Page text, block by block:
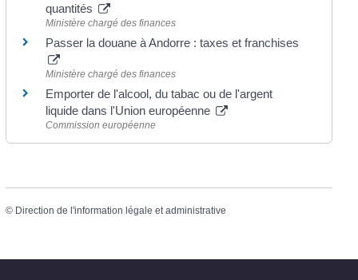
quantités
Ministère chargé des finances
Passer la douane à Andorre : taxes et franchises
Ministère chargé des finances
Emporter de l'alcool, du tabac ou de l'argent
liquide dans l'Union européenne
Commission européenne
© Direction de l'information légale et administrative